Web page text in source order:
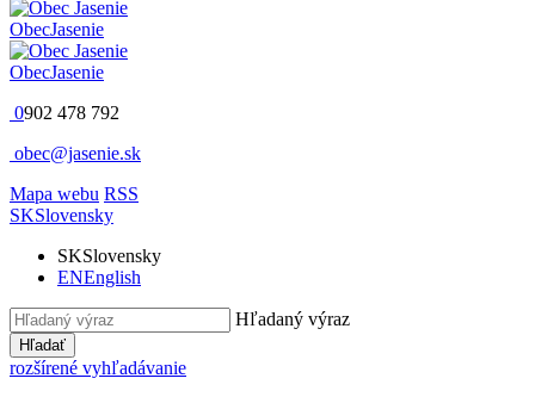
ObecJasenie
ObecJasenie
0902 478 792
obec@jasenie.sk
Mapa webu RSS
SKSlovensky
SKSlovensky
ENEnglish
Hľadaný výraz
Hľadať
rozšírené vyhľadávanie